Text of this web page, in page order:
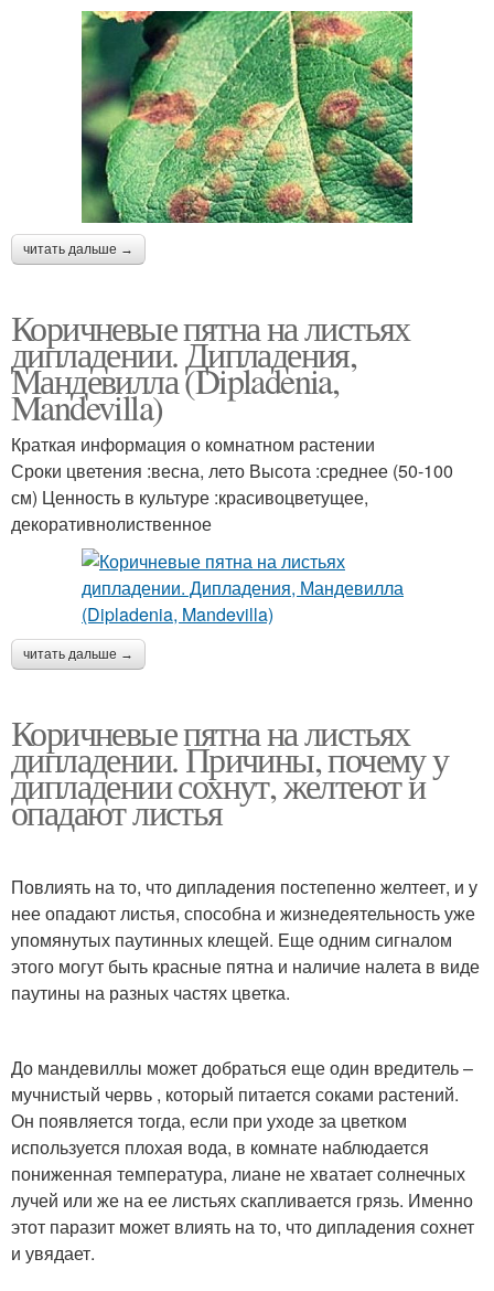
читать дальше →
Коричневые пятна на листьях
дипладении. Дипладения,
Мандевилла (Dipladenia,
Mandevilla)
Краткая информация о комнатном растении
Сроки цветения :весна, лето Высота :среднее (50-100
см) Ценность в культуре :красивоцветущее,
декоративнолиственное
читать дальше →
Коричневые пятна на листьях
дипладении. Причины, почему у
дипладении сохнут, желтеют и
опадают листья
Повлиять на то, что дипладения постепенно желтеет, и у
нее опадают листья, способна и жизнедеятельность уже
упомянутых паутинных клещей. Еще одним сигналом
этого могут быть красные пятна и наличие налета в виде
паутины на разных частях цветка.
До мандевиллы может добраться еще один вредитель –
мучнистый червь , который питается соками растений.
Он появляется тогда, если при уходе за цветком
используется плохая вода, в комнате наблюдается
пониженная температура, лиане не хватает солнечных
лучей или же на ее листьях скапливается грязь. Именно
этот паразит может влиять на то, что дипладения сохнет
и увядает.